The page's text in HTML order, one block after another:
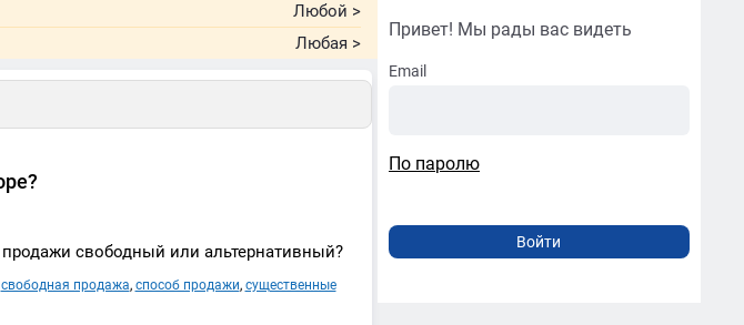
Привет! Мы рады вас видеть
Email
По паролю
Любой >
Любая >
свободный или альтернативный?
свободная продажа, способ продажи, существенные